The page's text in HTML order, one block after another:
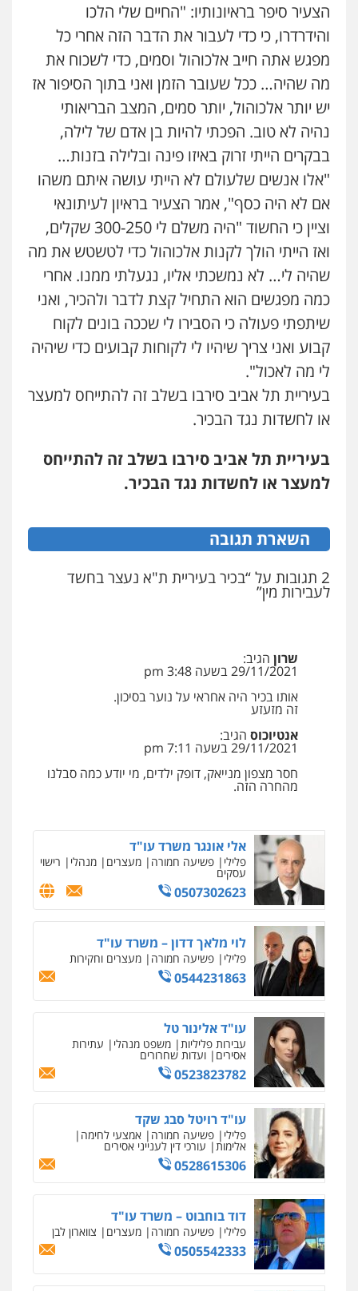
הצעיר סיפר בראיונותיו: "החיים שלי הלכו
והידרדרו, כי כדי לעבור את הדבר הזה אחרי כל
מפגש אתה חייב אלכוהול וסמים, כדי לשכוח את
מה שהיה… ככל שעובר הזמן ואני בתוך הסיפור אז
יש יותר אלכוהול, יותר סמים, המצב הבריאותי
נהיה לא טוב. הפכתי להיות בן אדם של לילה,
בבקרים הייתי זרוק באיזו פינה ובלילה בזנות…
"אלו אנשים שלעולם לא הייתי עושה איתם משהו
אם לא היה כסף", אמר הצעיר בראיון לעיתונאי
וציין כי החשוד "היה משלם לי 300-250 שקלים,
ואז הייתי הולך לקנות אלכוהול כדי לטשטש את מה
שהיה לי… לא נמשכתי אליו, נגעלתי ממנו. אחרי
כמה מפגשים הוא התחיל קצת לדבר ולהכיר, ואני
שיתפתי פעולה כי הסבירו לי שככה בונים לקוח
קבוע ואני צריך שיהיו לי לקוחות קבועים כדי שיהיה
לי מה לאכול".
בעיריית תל אביב סירבו בשלב זה להתייחס למעצר
או לחשדות נגד הבכיר.
בעיריית תל אביב סירבו בשלב זה להתייחס
למעצר או לחשדות נגד הבכיר.
השארת תגובה
2 תגובות על “בכיר בעיריית ת"א נעצר בחשד
לעבירות מין”
שרון הגיב:
29/11/2021 בשעה 3:48 pm
אותו בכיר היה אחראי על נוער בסיכון.
זה מזעזע
אנטיוכוס הגיב:
29/11/2021 בשעה 7:11 pm
חסר מצפון מנייאק, דופק ילדים, מי יודע כמה סבלנו
מהחרה הזה.
עו"ד שנהב אילון
פלילי פשיעה חמורה חקירות ומעצרים
נוער עורכי דין לענייני אסירים תעבורה
0549475678
עו"ד אורנת קמרון
פלילי תעבורה עורכי דין לענייני אסירים
0505417090
שני אלגרבלי – משרד עורכי דין
פלילי עורכי דין לענייני אסירים תעבורה
0507120031
עו"ד אייל אביטל
פלילי פשיעה חמורה מעצרים וחקירות
0544712201
עו"ד בועז קניג
פלילי משפחה
0507003001
ויקי שמואל – משרד עו"ד
קורל קרוז – עורך דין פלילי
עו"ד עלי סעדי
פלילי פשיעה חמורה
ומעצרים
עו"ד שגיא אקו
פלילי מעצרים וחקירות סמים עבירות מין
עורכי דין לענייני אסירים
אלי אונגר משרד עו"ד
פלילי פשיעה חמורה מעצרים מנהלי רישוי
עסקים
0507302623
לוי מלאך דדון – משרד עו"ד
פלילי פשיעה חמורה מעצרים וחקירות
0544231863
עו"ד אלינור טל
עבירות פליליות משפט מנהלי עתירות
אסירים ועדות שחרורים
0523823782
עו"ד רויטל סבג שקד
פלילי פשיעה חמורה אמצעי לחימה
אלימות עורכי דין לענייני אסירים
0528615306
דוד בוחבוט – משרד עו"ד
פלילי פשיעה חמורה מעצרים צווארון לבן
0505542333